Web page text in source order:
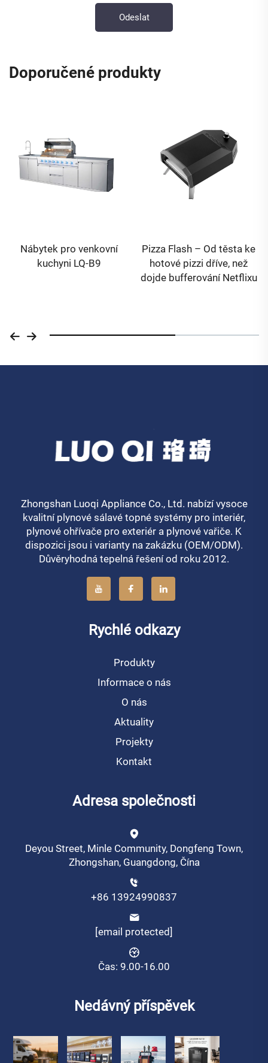
Doporučené produkty
Pizza Flash – Od těsta ke
hotové pizzi dříve, než
LQ-P301 14 palcová pec
na dřevěné pellety
Zhongshan Luoqi Appliance Co., Ltd. nabízí vysoce
kvalitní plynové sálavé topné systémy pro interiér,
plynové ohřívače pro exteriér a plynové vařiče. K
dispozici jsou i varianty na zakázku (OEM/ODM).
Důvěryhodná tepelná řešení od roku 2012.
Rychlé odkazy
Produkty
Informace o nás
O nás
Aktuality
Projekty
Kontakt
Adresa společnosti
Deyou Street, Minle Community, Dongfeng Town,
Zhongshan, Guangdong, Čína
+86 13924990837
[email protected]
Čas: 9.00-16.00
Nedávný příspěvek